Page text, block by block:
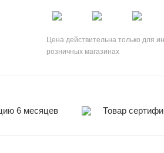
Цена действительна только для
розничных магазинах
6 месяцев Товар